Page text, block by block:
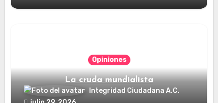
Opiniones
La cruda mundialista
Integridad Ciudadana A.C.